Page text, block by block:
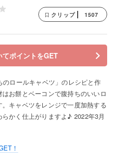
クリップ 1507
てポイントをGET
ロールキャベツ」のレシピと作
お餅とベーコンで腹持ちのいいロ
キャベツをレンジで一度加熱する
かく仕上がりますよ♪ 2022年3月
！